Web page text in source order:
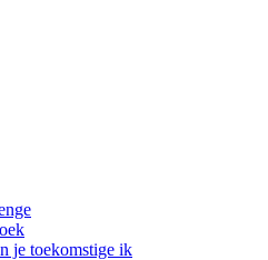
je toekomstige ik